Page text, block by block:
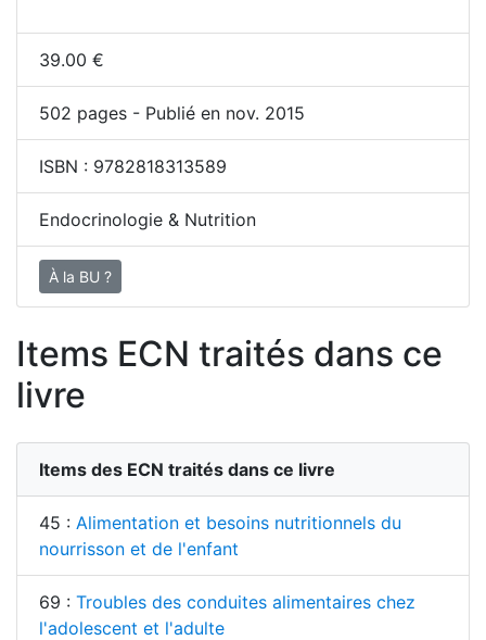
39.00 €
502 pages - Publié en nov. 2015
ISBN : 9782818313589
Endocrinologie & Nutrition
À la BU ?
Items ECN traités dans ce
livre
Items des ECN traités dans ce livre
45 : Alimentation et besoins nutritionnels du
nourrisson et de l'enfant
69 : Troubles des conduites alimentaires chez
l'adolescent et l'adulte